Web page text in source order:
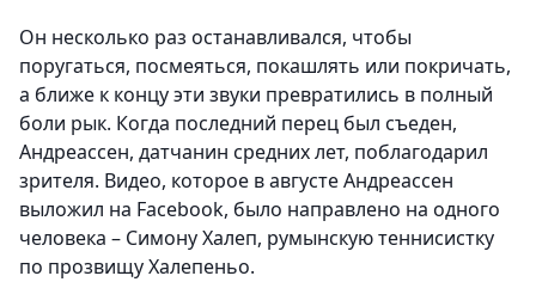
Он несколько раз останавливался, чтобы
поругаться, посмеяться, покашлять или покричать,
а ближе к концу эти звуки превратились в полный
боли рык. Когда последний перец был съеден,
Андреассен, датчанин средних лет, поблагодарил
зрителя. Видео, которое в августе Андреассен
выложил на Facebook, было направлено на одного
человека – Симону Халеп, румынскую теннисистку
по прозвищу Халепеньо.